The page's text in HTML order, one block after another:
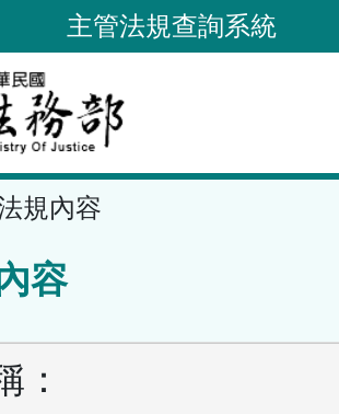
主管法規查詢系統
規內容
容
：